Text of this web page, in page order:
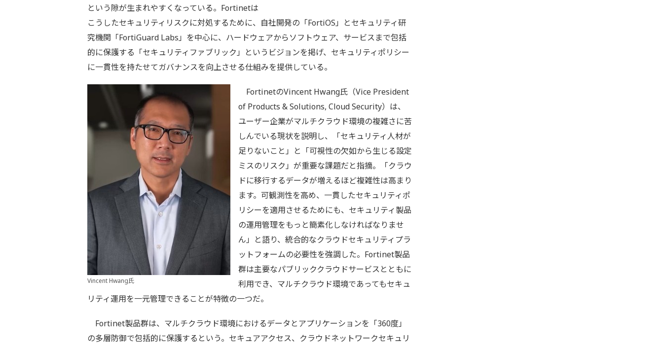
という隙が生まれやすくなっている。Fortinetは
こうしたセキュリティリスクに対処するために、自社開発の「FortiOS」とセキュリティ研
究機関「FortiGuard Labs」を中心に、ハードウェアからソフトウェア、サービスまで包括
的に保護する「セキュリティファブリック」というビジョンを掲げ、セキュリティポリシー
に一貫性を持たせてガバナンスを向上させる仕組みを提供している。
Vincent Hwang氏
FortinetのVincent Hwang氏（Vice President
of Products & Solutions, Cloud Security）は、
ユーザー企業がマルチクラウド環境の複雑さに苦
しんでいる現状を説明し、「セキュリティ人材が
足りないこと」と「可視性の欠如から生じる設定
ミスのリスク」が重要な課題だと指摘。「クラウ
ドに移行するデータが増えるほど複雑性は高まり
ます。可観測性を高め、一貫したセキュリティポ
リシーを適用させるためにも、セキュリティ製品
の運用管理をもっと簡素化しなければなりませ
ん」と語り、統合的なクラウドセキュリティプラ
ットフォームの必要性を強調した。Fortinet製品
群は主要なパブリッククラウドサービスとともに
利用でき、マルチクラウド環境であってもセキュ
リティ運用を一元管理できることが特徴の一つだ。
Fortinet製品群は、マルチクラウド環境におけるデータとアプリケーションを「360度」
の多層防御で包括的に保護するという。セキュアアクセス、クラウドネットワークセキュリ